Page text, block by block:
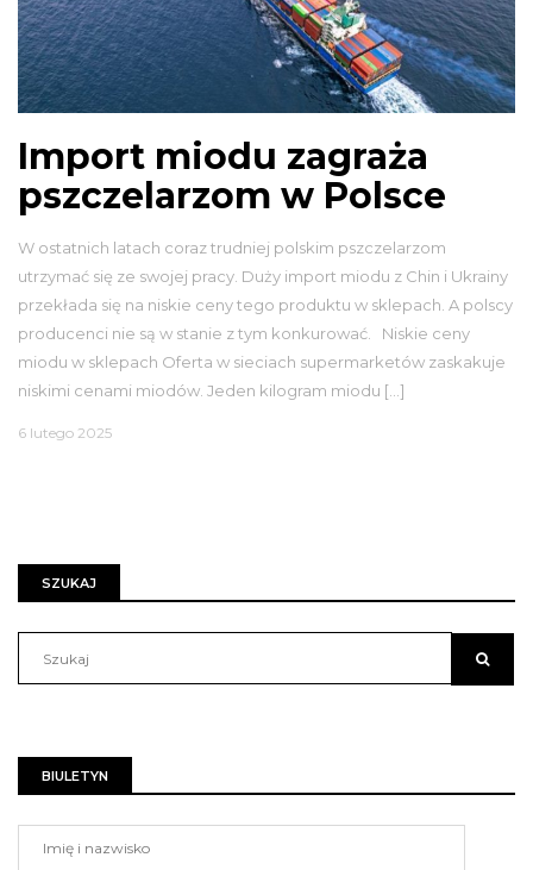
Import miodu zagraża
pszczelarzom w Polsce
W ostatnich latach coraz trudniej polskim pszczelarzom
utrzymać się ze swojej pracy. Duży import miodu z Chin i Ukrainy
przekłada się na niskie ceny tego produktu w sklepach. A polscy
producenci nie są w stanie z tym konkurować. Niskie ceny
miodu w sklepach Oferta w sieciach supermarketów zaskakuje
niskimi cenami miodów. Jeden kilogram miodu […]
6 lutego 2025
SZUKAJ
BIULETYN